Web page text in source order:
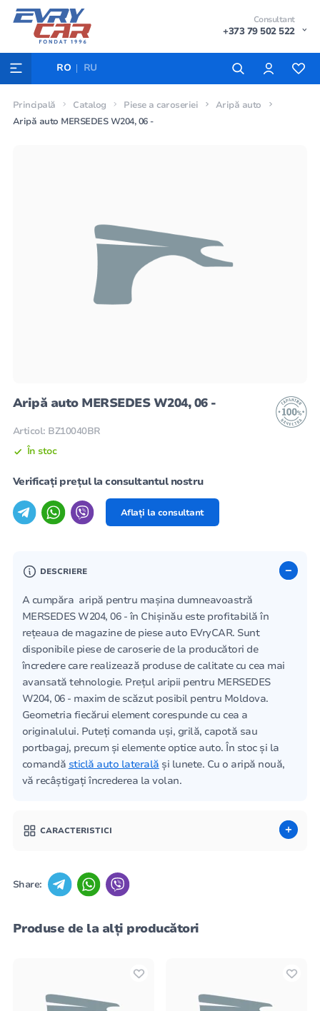
Consultant
+373 79 502 522
RO RU
Principală Catalog Piese a caroseriei
Aripă auto
Aripă auto MERSEDES W204, 06 -
Aripă auto MERSEDES W204, 06 -
Articol: BZ10040BR
În stoc
Verificați prețul la consultantul nostru
Aflați la consultant
DESCRIERE
A cumpăra aripă pentru mașina dumneavoastră
MERSEDES W204, 06 - în Chișinău este profitabilă în
rețeaua de magazine de piese auto EVryCAR. Sunt
disponibile piese de caroserie de la producători de
încredere care realizează produse de calitate cu cea mai
avansată tehnologie. Prețul aripii pentru MERSEDES
W204, 06 - maxim de scăzut posibil pentru Moldova.
Geometria fiecărui element corespunde cu cea a
originalului. Puteți comanda uși, grilă, capotă sau
portbagaj, precum și elemente optice auto. În stoc și la
comandă sticlă auto laterală și lunete. Cu o aripă nouă,
vă recâștigați încrederea la volan.
CARACTERISTICI
Share:
Produse de la alți producători